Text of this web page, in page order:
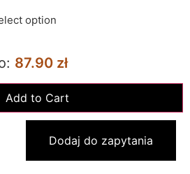
option
87.90 zł
Dodaj do zapytania